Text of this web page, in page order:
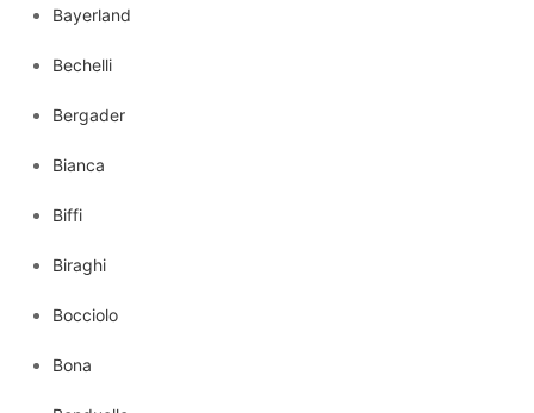
Bayerland
Bechelli
Bergader
Bianca
Biffi
Biraghi
Bocciolo
Bona